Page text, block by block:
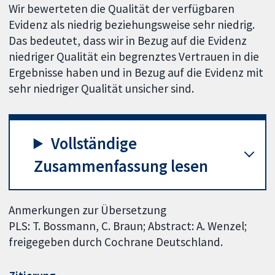
Wir bewerteten die Qualität der verfügbaren
Evidenz als niedrig beziehungsweise sehr niedrig.
Das bedeutet, dass wir in Bezug auf die Evidenz
niedriger Qualität ein begrenztes Vertrauen in die
Ergebnisse haben und in Bezug auf die Evidenz mit
sehr niedriger Qualität unsicher sind.
Vollständige
Zusammenfassung lesen
Anmerkungen zur Übersetzung
PLS: T. Bossmann, C. Braun; Abstract: A. Wenzel;
freigegeben durch Cochrane Deutschland.